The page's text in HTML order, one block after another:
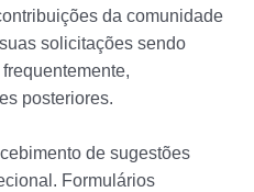
da comunidade
solicitações sendo
posteriores.
de sugestões
Formulários